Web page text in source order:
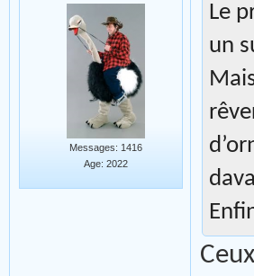
Messages: 1416
Age: 2022
Le
un